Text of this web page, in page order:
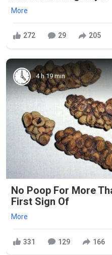
More
272 29 205
4 h 19 min
No Poop For More
First Sign Of
More
331 129 166